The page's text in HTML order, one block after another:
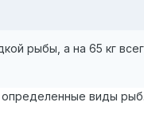
рыбы, а на 65 кг
определенные виды